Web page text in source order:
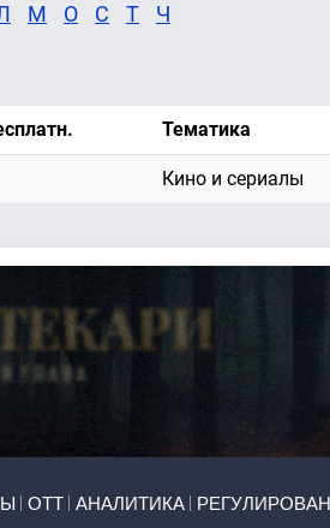
М О С Т
Ч
Тематика
Кино и сериалы
ОТТ АНАЛИТИКА